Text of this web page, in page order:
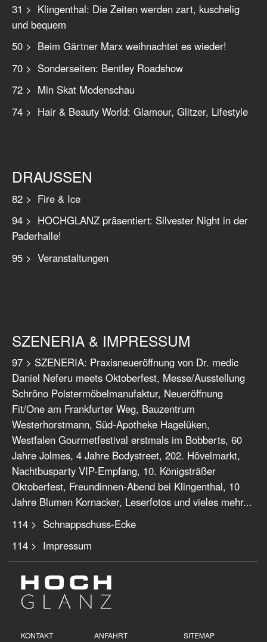
31 > Klingenthal: Die Zeiten werden zart, kuschelig
und bequem
50 > Beim Gärtner Marx weihnachtet es wieder!
70 > Sonderseiten: Bentley Roadshow
72 > Min Skat Modenschau
74 > Hair & Beauty World: Glamour, Glitzer, Lifestyle
DRAUSSEN
82 > Fire & Ice
94 > HOCHGLANZ präsentiert: Silvester Night in der
Paderhalle!
95 > Veranstaltungen
SZENERIA & IMPRESSUM
97 > SZENERIA: Praxisneueröffnung von Dr. medic
Daniel Neferu meets Oktoberfest, Messe/Ausstellung
Schröno Polstermöbelmanufaktur, Neueröffnung
Fit/One am Frankfurter Weg, Bauzentrum
Westerhorstmann, Süd-Apotheke Hagelüken,
Westfalen Gourmetfestival erstmals im Bobberts, 60
Jahre Jolmes, 4 Jahre Bodystreet, 202. Hövelmarkt,
Nachtbusparty VIP-Empfang, 10. Königsträßer
Oktoberfest, Freundinnen-Abend bei Klingenthal, 10
Jahre Blumen Kornacker, Leserfotos und vieles mehr...
114 > Schnappschuss-Ecke
114 > Impressum
KONTAKT ANFAHRT SITEMAP